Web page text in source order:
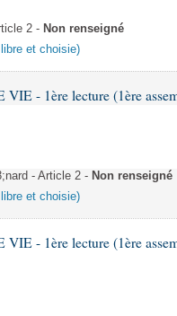
2 - Non renseigné
et choisie)
- 1ère lecture (1ère
- Article 2 - Non renseigné
et choisie)
- 1ère lecture (1ère